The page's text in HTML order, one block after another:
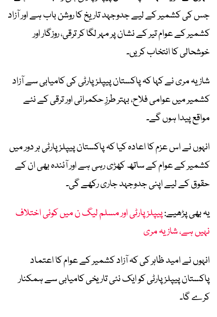
جس کی کشمیر کے لیے جدوجہد تاریخ کا روشن باب ہے اور آزاد
کشمیر کے عوام تیر کے نشان پر مہر لگا کر ترقی، روزگار اور
خوشحالی کا انتخاب کریں۔
شازیہ مری نے کہا کہ پاکستان پیپلز پارٹی کی کامیابی سے آزاد
کشمیر میں عوامی فلاح، بہتر طرزِ حکمرانی اور ترقی کے نئے
مواقع پیدا ہوں گے۔
انہوں نے اس عزم کا اعادہ کیا کہ پاکستان پیپلز پارٹی ہر دور میں
کشمیر کے عوام کے ساتھ کھڑی رہی ہے اور آئندہ بھی ان کے
حقوق کے لیے اپنی جدوجہد جاری رکھے گی۔
یہ بھی پڑھیے:پیپلز پارٹی اور مسلم لیگ ن میں کوئی اختلاف
نہیں ہے، شازیہ مری
انہوں نے امید ظاہر کی کہ آزاد کشمیر کے عوام کا اعتماد
پاکستان پیپلز پارٹی کو ایک نئی تاریخی کامیابی سے ہمکنار
کرے گا۔